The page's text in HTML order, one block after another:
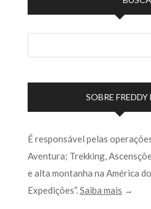
SOBRE FREDDY
É responsável pelas
Aventura; Trekking,
e alta montanha na América
Expedições”.Saiba mais →